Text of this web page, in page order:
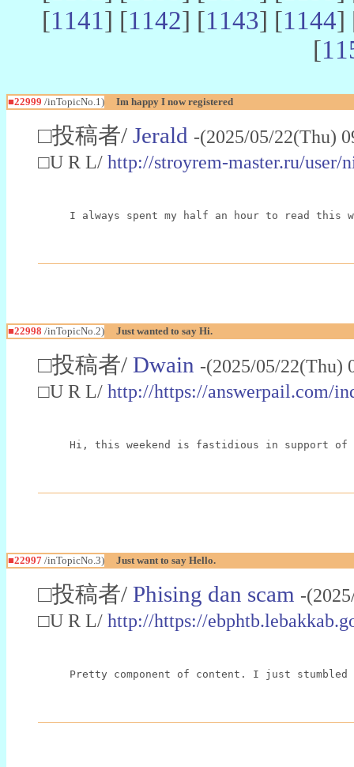
[1141] [1142] [1143] [1144]
[
■22999 /inTopicNo.1) Im happy I now registered
□投稿者/ Jerald -(2025/05/22(Thu)
□U R L/ http://stroyrem-master.ru/user/
I always spent my half an hour to read
■22998 /inTopicNo.2) Just wanted to say Hi.
□投稿者/ Dwain -(2025/05/
□U R L/ http://https://answerpail.com/
Hi, this weekend is fastidious in support of
■22997 /inTopicNo.3) Just want to say Hello.
□投稿者/ Phising dan scam -
□U R L/ http://https://
Pretty component of content. I just